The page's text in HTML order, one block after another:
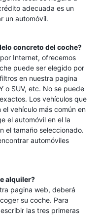
adecuada es un
un automóvil.
concreto del coche?
Internet, ofrecemos
puede ser elegido por
en nuestra pagina
o SUV, etc. No se puede
Los vehículos que
vehículo más común en
el automóvil en el la
el tamaño seleccionado.
automóviles
alquiler?
pagina web, deberá
su coche. Para
las tres primeras